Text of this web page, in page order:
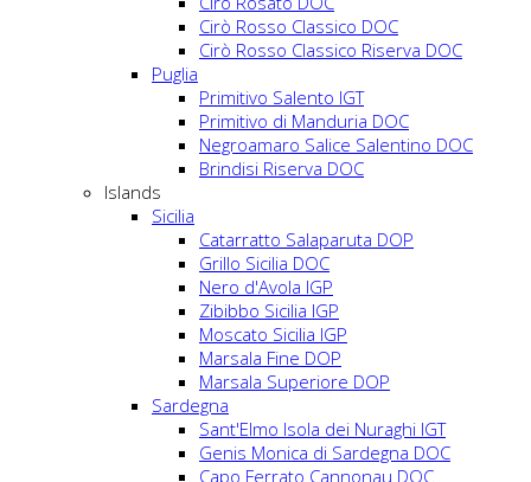
Cirò Rosso Classico DOC
Cirò Rosso Classico Riserva DOC
Puglia
Primitivo Salento IGT
Primitivo di Manduria DOC
Negroamaro Salice Salentino DOC
Brindisi Riserva DOC
Islands
Sicilia
Catarratto Salaparuta DOP
Grillo Sicilia DOC
Nero d'Avola IGP
Zibibbo Sicilia IGP
Moscato Sicilia IGP
Marsala Fine DOP
Marsala Superiore DOP
Sardegna
Sant'Elmo Isola dei Nuraghi IGT
Genis Monica di Sardegna DOC
Capo Ferrato Cannonau DOC